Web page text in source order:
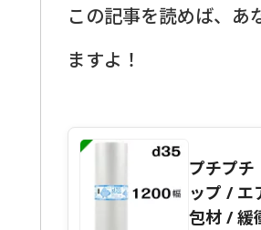
この記事を読めば、あ
ますよ！
プチプ
ップ / エ
包材 / 緩